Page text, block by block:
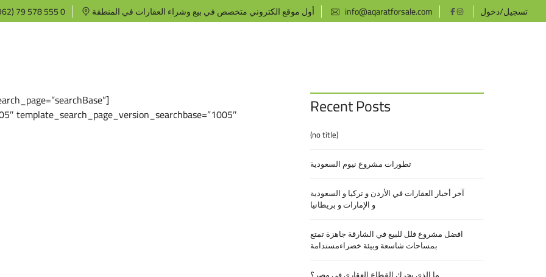
79 578 555 0 أول موقع الكتروني متخصص في بيع وشراء العقارات في المنطقة info@aqaratforsale.com تسجيل/دخول
template_search_page_version_searchbase=”1005″]
Recent Posts
(no title)
تطورات مشروع نيوم السعودية
آخر أخبار العقارات في الأردن و تركيا و السعودية
و الإمارات و بريطانيا
افضل مشروع فلل للبيع في الشارقة جاهزة تمتع
بمساحات شاسعة وبيئة خضراءمستدامة